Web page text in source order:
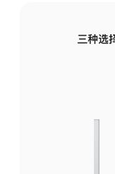
三种选